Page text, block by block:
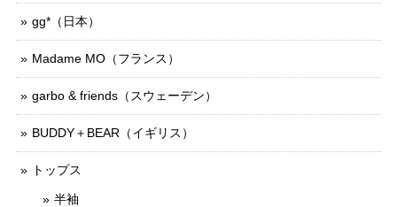
gg*（日本）
Madame MO（フランス）
garbo & friends（スウェーデン）
BUDDY＋BEAR（イギリス）
トップス
半袖